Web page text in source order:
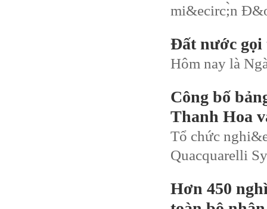
mi&ecirc;̀n
Đất nước gọi
Hôm nay là
Công bố
Thanh Hoa
Tổ chức
Quacquarelli
Hơn 450